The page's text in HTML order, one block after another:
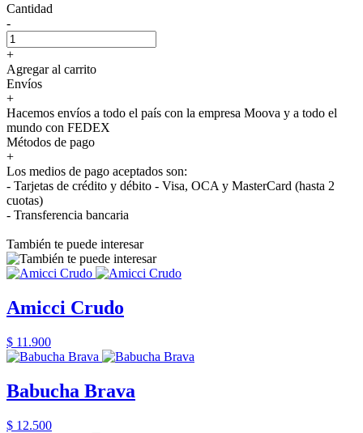
Cantidad
-
+
Agregar al carrito
Envíos
+
Hacemos envíos a todo el país con la empresa Moova y a todo el
mundo con FEDEX
Métodos de pago
+
Los medios de pago aceptados son:
- Tarjetas de crédito y débito - Visa, OCA y MasterCard (hasta 2
cuotas)
- Transferencia bancaria
También te puede interesar
Amicci Crudo
$ 11.900
Babucha Brava
$ 12.500